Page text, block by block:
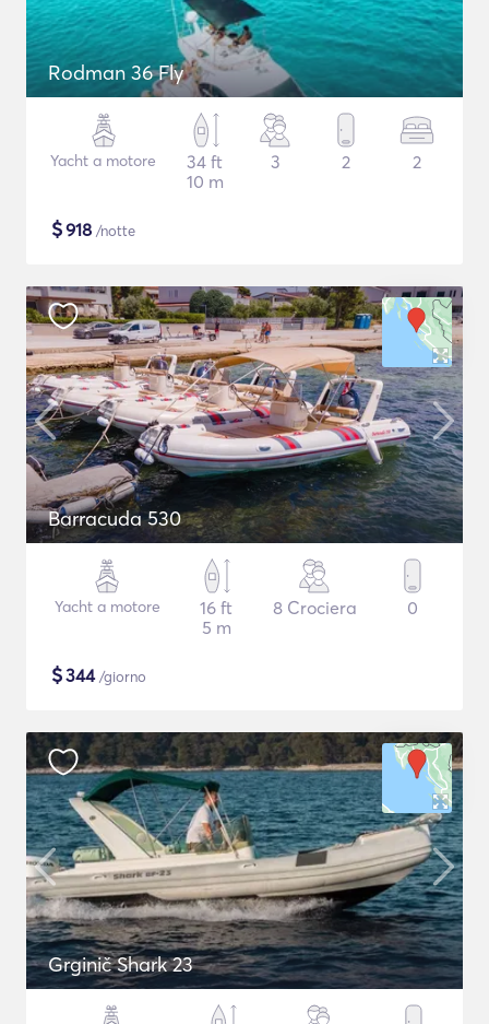
Rodman 36 Fly
Yacht a motore
34 ft
10 m
3 2 2
$918 /notte
Barracuda 530
Yacht a motore
16 ft
5 m
8 Crociera 0
$344/giorno
Grginič Shark 23